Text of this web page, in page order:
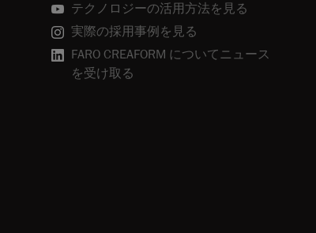
テクノロジーの活用方法を見る
実際の採用事例を見る
FARO CREAFORM についてニュース
を受け取る